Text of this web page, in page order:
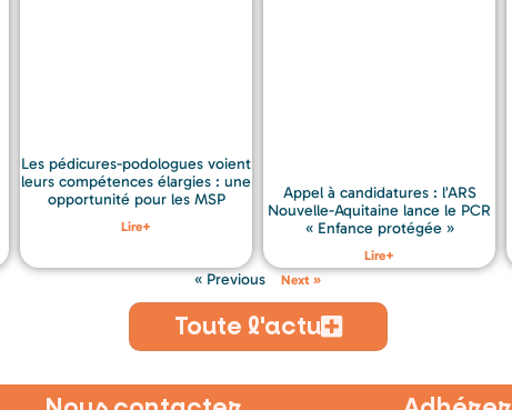
Les pédicures-podologues voient
leurs compétences élargies : une
opportunité pour les MSP
Lire+
Appel à candidatures : l’ARS
Nouvelle-Aquitaine lance le PCR
« Enfance protégée »
Lire+
« Previous Next »
Toute l'actu